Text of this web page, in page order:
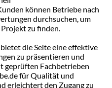
können Betriebe nach
durchsuchen, um
zu finden.
die Seite eine effektive
zu präsentieren und
geprüften Fachbetrieben
für Qualität und
erleichtert den Zugang zu